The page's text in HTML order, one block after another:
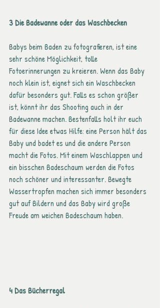
3 Die Badewanne oder das Waschbecken
Babys beim Baden zu fotografieren, ist eine
sehr schöne Möglichkeit, tolle
Fotoerinnerungen zu kreieren. Wenn das Baby
noch klein ist, eignet sich ein Waschbecken
dafür besonders gut. Falls es schon größer
ist, könnt ihr das Shooting auch in der
Badewanne machen. Bestenfalls holt ihr euch
für diese Idee etwas Hilfe: eine Person hält das
Baby und badet es und die andere Person
macht die Fotos. Mit einem Waschlappen und
ein bisschen Badeschaum werden die Fotos
noch schöner und interessanter. Bewegte
Wassertropfen machen sich immer besonders
gut auf Bildern und das Baby wird große
Freude am weichen Badeschaum haben.
4 Das Bücherregal